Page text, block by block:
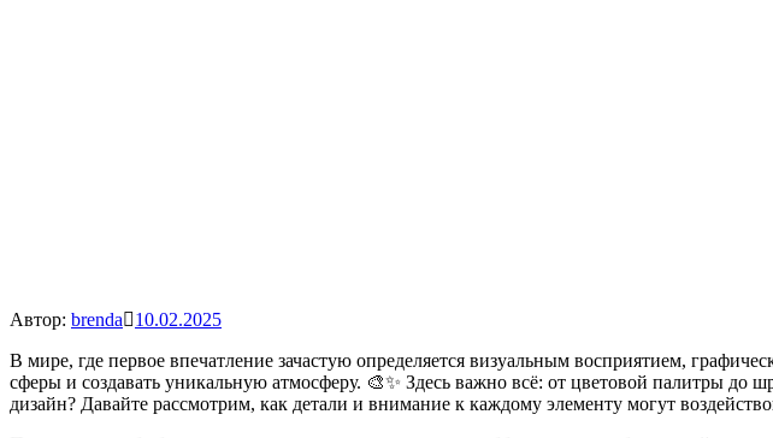
Автор: brenda
10.02.2025
В мире, где первое впечатление зачастую определяется визуальным восприятием,
сферы и создавать уникальную атмосферу. 🎨✨ Здесь важно всё: от цветовой палитры до
дизайн? Давайте рассмотрим, как детали и внимание к каждому элементу могут